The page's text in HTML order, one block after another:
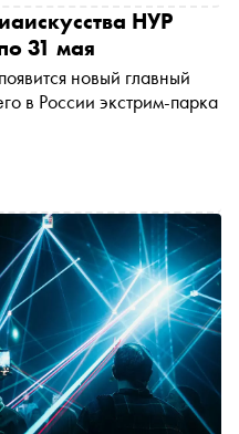
до секретных
зданий
НУР
31 мая
новый главный
в России экстрим-парка